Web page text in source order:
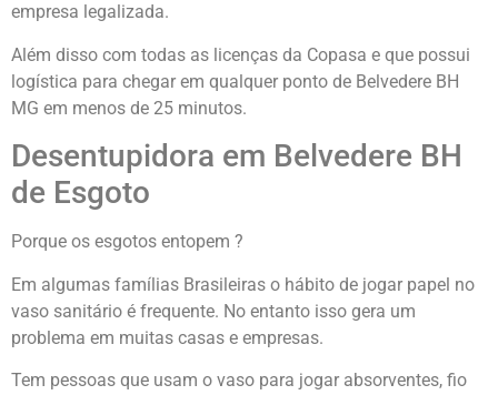
empresa legalizada.
Além disso com todas as licenças da Copasa e que possui
logística para chegar em qualquer ponto de Belvedere BH
MG em menos de 25 minutos.
Desentupidora em Belvedere BH
de Esgoto
Porque os esgotos entopem ?
Em algumas famílias Brasileiras o hábito de jogar papel no
vaso sanitário é frequente. No entanto isso gera um
problema em muitas casas e empresas.
Tem pessoas que usam o vaso para jogar absorventes, fio